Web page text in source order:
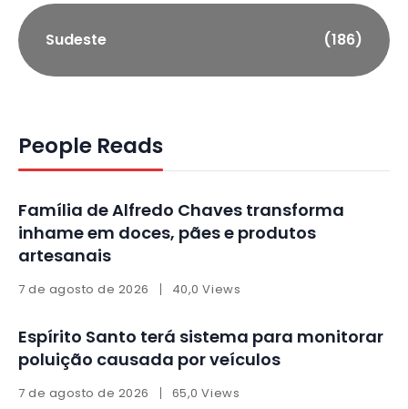
Sudeste (186)
People Reads
Família de Alfredo Chaves transforma
inhame em doces, pães e produtos
artesanais
7 de agosto de 2026 40,0 Views
Espírito Santo terá sistema para monitorar
poluição causada por veículos
7 de agosto de 2026 65,0 Views